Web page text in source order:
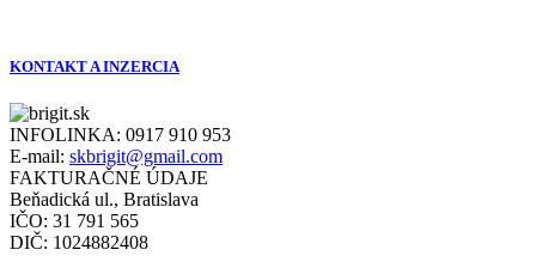
KONTAKT A INZERCIA
INFOLINKA: 0917 910 953
E-mail: skbrigit@gmail.com
FAKTURAČNÉ ÚDAJE
Beňadická ul., Bratislava
IČO: 31 791 565
DIČ: 1024882408